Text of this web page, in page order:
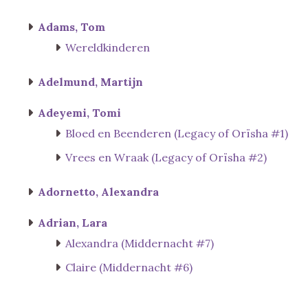
Adams, Tom
Wereldkinderen
Adelmund, Martijn
Adeyemi, Tomi
Bloed en Beenderen (Legacy of Orïsha #1)
Vrees en Wraak (Legacy of Orïsha #2)
Adornetto, Alexandra
Adrian, Lara
Alexandra (Middernacht #7)
Claire (Middernacht #6)